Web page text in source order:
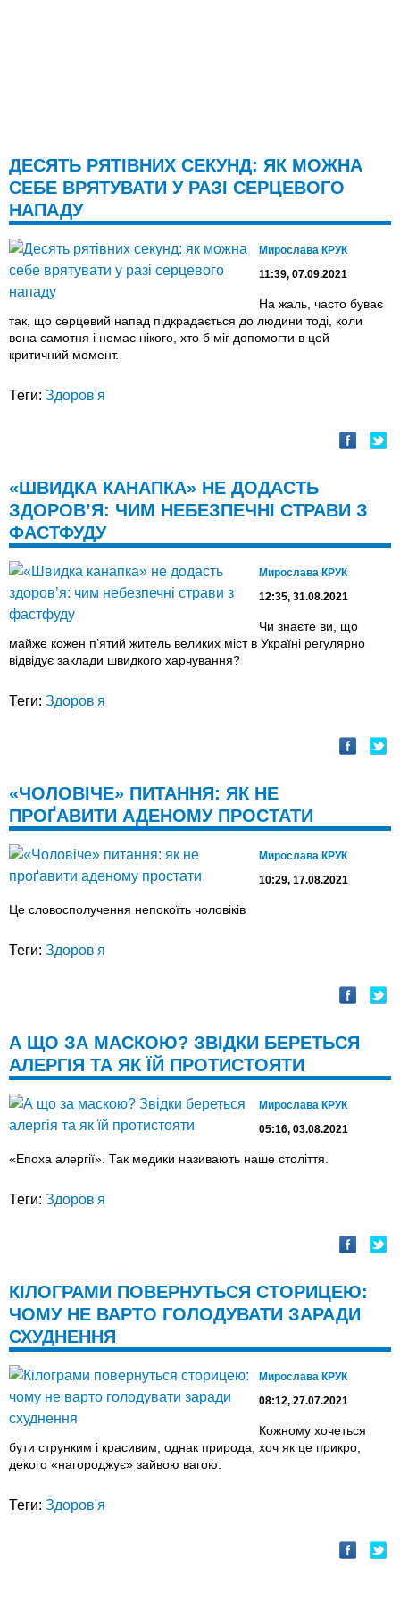
ДЕСЯТЬ РЯТІВНИХ СЕКУНД: ЯК МОЖНА
СЕБЕ ВРЯТУВАТИ У РАЗІ СЕРЦЕВОГО
НАПАДУ
Мирослава КРУК
11:39, 07.09.2021
На жаль, часто буває
так, що серцевий напад підкрадається до людини тоді, коли
вона самотня і немає нікого, хто б міг допомогти в цей
критичний момент.
Теги: Здоров'я
«ШВИДКА КАНАПКА» НЕ ДОДАСТЬ
ЗДОРОВ’Я: ЧИМ НЕБЕЗПЕЧНІ СТРАВИ З
ФАСТФУДУ
Мирослава КРУК
12:35, 31.08.2021
Чи знаєте ви, що
майже кожен п’ятий житель великих міст в Україні регулярно
відвідує заклади швидкого харчування?
Теги: Здоров'я
«ЧОЛОВІЧЕ» ПИТАННЯ: ЯК НЕ
ПРОҐАВИТИ АДЕНОМУ ПРОСТАТИ
Мирослава КРУК
10:29, 17.08.2021
Це словосполучення непокоїть чоловіків
Теги: Здоров'я
А ЩО ЗА МАСКОЮ? ЗВІДКИ БЕРЕТЬСЯ
АЛЕРГІЯ ТА ЯК ЇЙ ПРОТИСТОЯТИ
Мирослава КРУК
05:16, 03.08.2021
«Епоха алергії». Так медики називають наше століття.
Теги: Здоров'я
КІЛОГРАМИ ПОВЕРНУТЬСЯ СТОРИЦЕЮ:
ЧОМУ НЕ ВАРТО ГОЛОДУВАТИ ЗАРАДИ
СХУДНЕННЯ
Мирослава КРУК
08:12, 27.07.2021
Кожному хочеться
бути струнким і красивим, однак природа, хоч як це прикро,
декого «нагороджує» зайвою вагою.
Теги: Здоров'я